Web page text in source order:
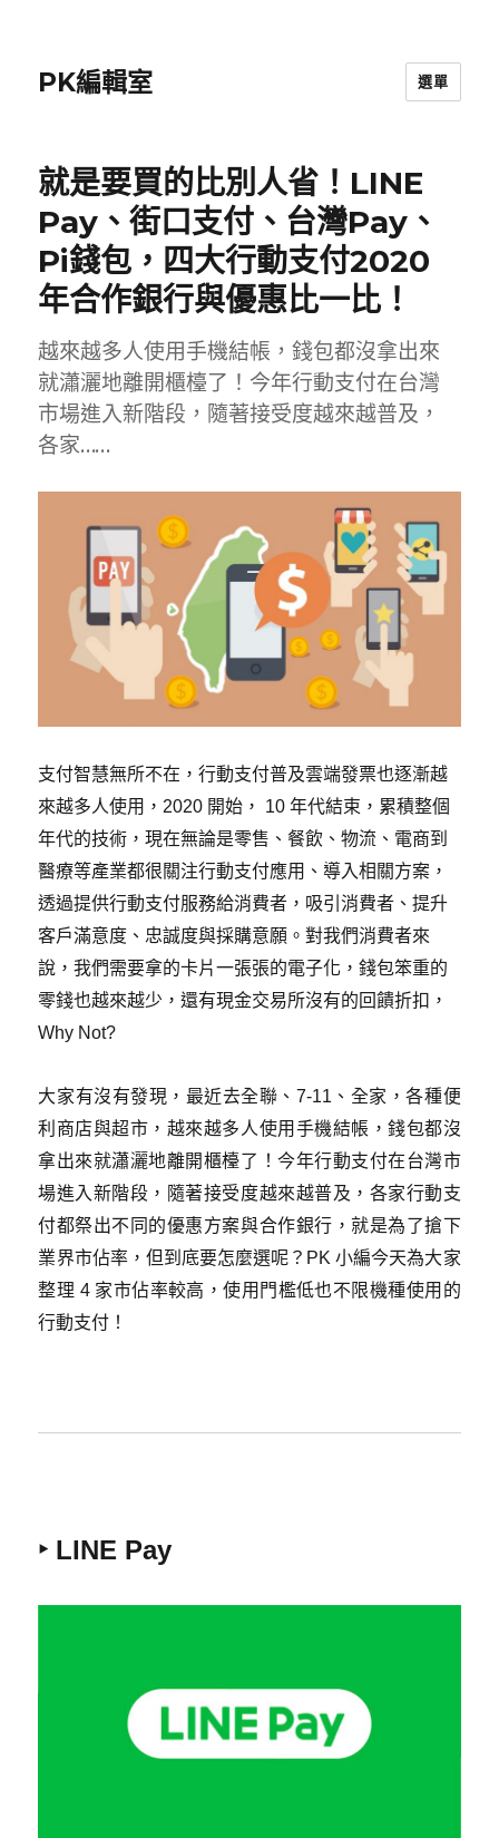
PK編輯室 選單
就是要買的比別人省！LINE
Pay、街口支付、台灣Pay、
Pi錢包，四大行動支付2020
年合作銀行與優惠比一比！
越來越多人使用手機結帳，錢包都沒拿出來
就瀟灑地離開櫃檯了！今年行動支付在台灣
市場進入新階段，隨著接受度越來越普及，
各家……
支付智慧無所不在，行動支付普及雲端發票也逐漸越
來越多人使用，2020 開始， 10 年代結束，累積整個
年代的技術，現在無論是零售、餐飲、物流、電商到
醫療等產業都很關注行動支付應用、導入相關方案，
透過提供行動支付服務給消費者，吸引消費者、提升
客戶滿意度、忠誠度與採購意願。對我們消費者來
說，我們需要拿的卡片一張張的電子化，錢包笨重的
零錢也越來越少，還有現金交易所沒有的回饋折扣，
Why Not?
大家有沒有發現，最近去全聯、7-11、全家，各種便
利商店與超市，越來越多人使用手機結帳，錢包都沒
拿出來就瀟灑地離開櫃檯了！今年行動支付在台灣市
場進入新階段，隨著接受度越來越普及，各家行動支
付都祭出不同的優惠方案與合作銀行，就是為了搶下
業界市佔率，但到底要怎麼選呢？PK 小編今天為大家
整理 4 家市佔率較高，使用門檻低也不限機種使用的
行動支付！
‣ LINE Pay